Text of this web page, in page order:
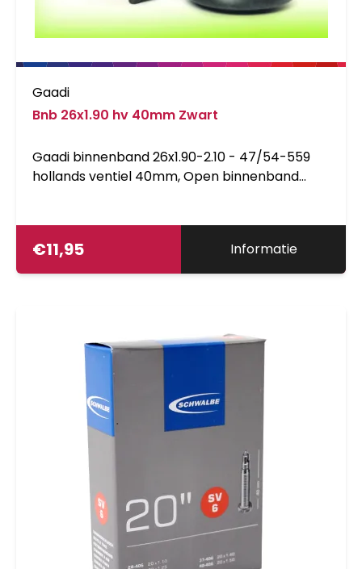
Gaadi
Bnb 26x1.90 hv 40mm Zwart
Gaadi binnenband 26x1.90-2.10 - 47/54-559
hollands ventiel 40mm, Open binnenband
€11,95 Informatie